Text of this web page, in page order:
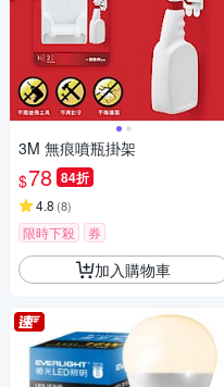
3M 無痕噴瓶掛架
$78 84折
4.8 (8)
限時下殺 券
加入購物車